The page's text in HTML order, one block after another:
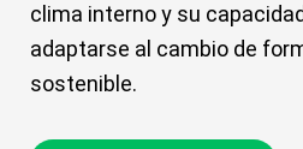
clima interno y su
adaptarse al cambio de
sostenible.